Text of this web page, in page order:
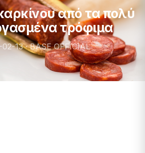
από τα πολύ
τρόφιμα
13 · BASE OFFICIAL